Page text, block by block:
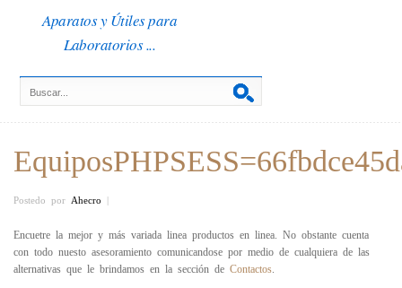
Aparatos y Útiles para
Laboratorios ...
Postedo por Ahecro |
Encuetre la mejor y más variada linea productos en linea. No obstante cuenta
con todo nuesto asesoramiento comunicandose por medio de cualquiera de las
alternativas que le brindamos en la sección de Contactos